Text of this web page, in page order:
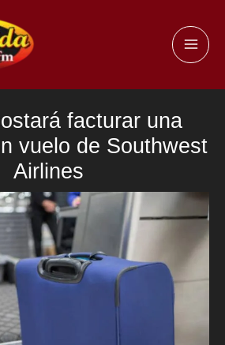
facturar una
vuelo de Southwest
Airlines